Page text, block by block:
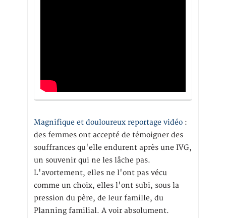
Magnifique et douloureux reportage vidéo :
des femmes ont accepté de témoigner des
souffrances qu'elle endurent après une IVG,
un souvenir qui ne les lâche pas.
L'avortement, elles ne l'ont pas vécu
comme un choix, elles l'ont subi, sous la
pression du père, de leur famille, du
Planning familial. A voir absolument.